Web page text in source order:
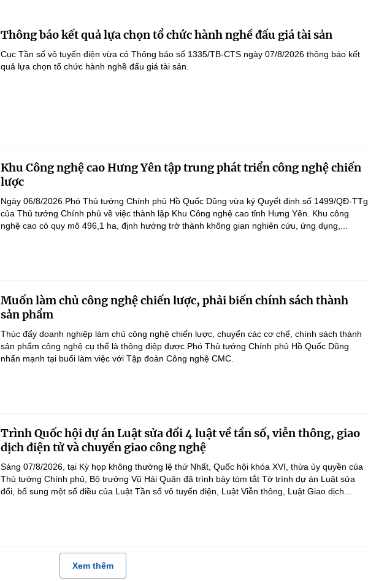
Thông báo kết quả lựa chọn tổ chức hành nghề đấu giá tài sản
Cục Tần số vô tuyến điện vừa có Thông báo số 1335/TB-CTS ngày 07/8/2026 thông báo kết
quả lựa chọn tổ chức hành nghề đấu giá tài sản.
Khu Công nghệ cao Hưng Yên tập trung phát triển công nghệ chiến
lược
Ngày 06/8/2026 Phó Thủ tướng Chính phủ Hồ Quốc Dũng vừa ký Quyết định số 1499/QĐ-TTg
của Thủ tướng Chính phủ về việc thành lập Khu Công nghệ cao tỉnh Hưng Yên. Khu công
nghệ cao có quy mô 496,1 ha, định hướng trở thành không gian nghiên cứu, ứng dụng,...
Muốn làm chủ công nghệ chiến lược, phải biến chính sách thành
sản phẩm
Thúc đẩy doanh nghiệp làm chủ công nghệ chiến lược, chuyển các cơ chế, chính sách thành
sản phẩm công nghệ cụ thể là thông điệp được Phó Thủ tướng Chính phủ Hồ Quốc Dũng
nhấn mạnh tại buổi làm việc với Tập đoàn Công nghệ CMC.
Trình Quốc hội dự án Luật sửa đổi 4 luật về tần số, viễn thông, giao
dịch điện tử và chuyển giao công nghệ
Sáng 07/8/2026, tại Kỳ họp không thường lệ thứ Nhất, Quốc hội khóa XVI, thừa ủy quyền của
Thủ tướng Chính phủ, Bộ trưởng Vũ Hải Quân đã trình bày tóm tắt Tờ trình dự án Luật sửa
đổi, bổ sung một số điều của Luật Tần số vô tuyến điện, Luật Viễn thông, Luật Giao dịch...
Xem thêm